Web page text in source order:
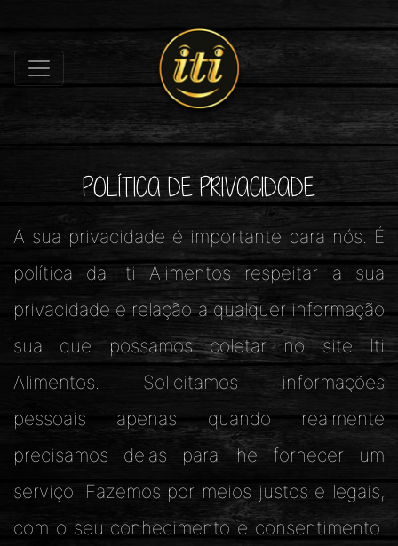
POLÍTICA DE PRIVACIDADE
A sua privacidade é importante para nós. É
política da Iti Alimentos respeitar a sua
privacidade e relação a qualquer informação
sua que possamos coletar no site Iti
Alimentos. Solicitamos informações
pessoais apenas quando realmente
precisamos delas para lhe fornecer um
serviço. Fazemos por meios justos e legais,
com o seu conhecimento e consentimento.